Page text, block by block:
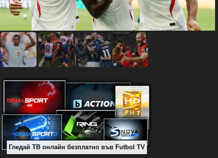
Гледай ТВ онлайн безплатно във Futbol TV